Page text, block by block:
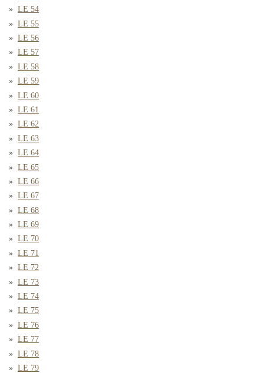
LE 54
LE 55
LE 56
LE 57
LE 58
LE 59
LE 60
LE 61
LE 62
LE 63
LE 64
LE 65
LE 66
LE 67
LE 68
LE 69
LE 70
LE 71
LE 72
LE 73
LE 74
LE 75
LE 76
LE 77
LE 78
LE 79